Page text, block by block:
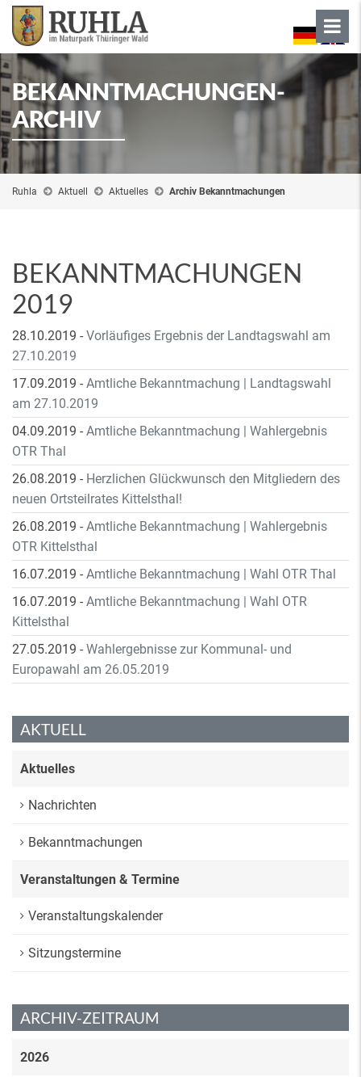
BEKANNTMACHUNGEN-
ARCHIV
Ruhla Aktuell Aktuelles Archiv Bekanntmachungen
BEKANNTMACHUNGEN
2019
28.10.2019 - Vorläufiges Ergebnis der Landtagswahl am
27.10.2019
17.09.2019 - Amtliche Bekanntmachung | Landtagswahl
am 27.10.2019
04.09.2019 - Amtliche Bekanntmachung | Wahlergebnis
OTR Thal
26.08.2019 - Herzlichen Glückwunsch den Mitgliedern des
neuen Ortsteilrates Kittelsthal!
26.08.2019 - Amtliche Bekanntmachung | Wahlergebnis
OTR Kittelsthal
16.07.2019 - Amtliche Bekanntmachung | Wahl OTR Thal
16.07.2019 - Amtliche Bekanntmachung | Wahl OTR
Kittelsthal
27.05.2019 - Wahlergebnisse zur Kommunal- und
Europawahl am 26.05.2019
AKTUELL
Aktuelles
Nachrichten
Bekanntmachungen
Veranstaltungen & Termine
Veranstaltungskalender
Sitzungstermine
ARCHIV-ZEITRAUM
2026